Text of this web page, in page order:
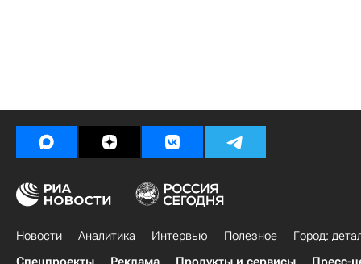
Новости Аналитика Интервью Полезное
Город: